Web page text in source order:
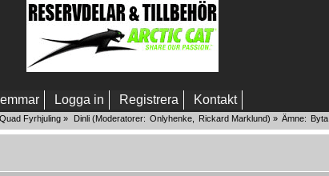
Logga in Registrera Kontakt
Fyrhjuling» Dinli(Moderatorer: Onlyhenke, Rickard Marklund) » Ämne: